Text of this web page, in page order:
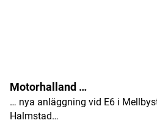
Motorhalland …
… nya anläggning vid E6 i
Halmstad…